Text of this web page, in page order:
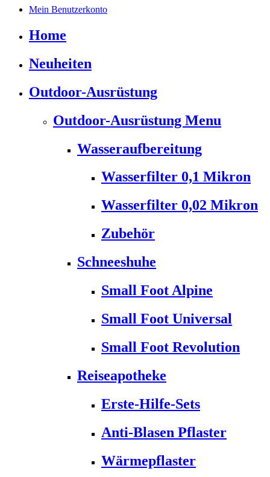
Mein Benutzerkonto
Home
Neuheiten
Outdoor-Ausrüstung
Outdoor-Ausrüstung Menu
Wasseraufbereitung
Wasserfilter 0,1 Mikron
Wasserfilter 0,02 Mikron
Zubehör
Schneeshuhe
Small Foot Alpine
Small Foot Universal
Small Foot Revolution
Reiseapotheke
Erste-Hilfe-Sets
Anti-Blasen Pflaster
Wärmepflaster